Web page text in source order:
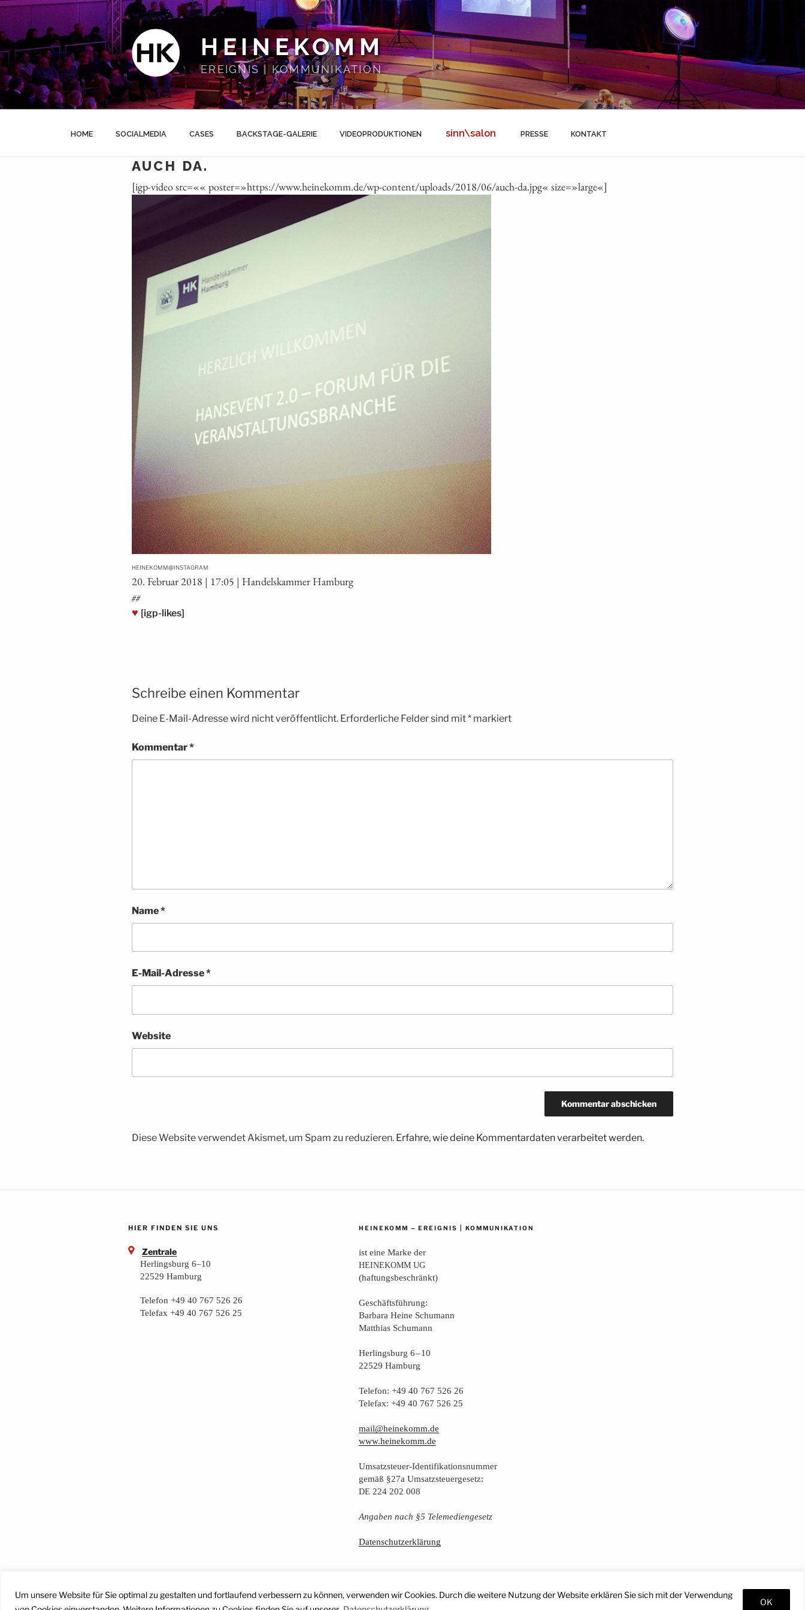
Um unsere Website für Sie optimal zu gestalten und fortlaufend verbessern zu können, verwenden wir Cookies. Durch die weitere Nutzung der Website erklären Sie sich mit der Verwendung
OK
Zum
springen
HEINEKOMM
EREIGNIS | KOMMUNIKATION
HOME SOCIALMEDIA CASES BACKSTAGE-GALERIE VIDEOPRODUKTIONEN sinn\salon PRESSE KONTAKT
AUCH DA.
[igp-video src=«« poster=»https://www.heinekomm.de/wp-content/uploads/2018/06/auch-da.jpg« size=»large«]
HEINEKOMM@INSTAGRAM
20. Febru­ar 2018 | 17:05 | Han­dels­kam­mer Hamburg
##
♥ [igp-likes]
Schreibe einen Kommentar
Deine E-Mail-Adresse wird nicht veröffentlicht. Erforderliche Felder sind mit* markiert
Kommentar*
Name*
E-Mail-Adresse*
Website
Diese Website verwendet Akismet, um Spam zu reduzieren. Erfahre, wie deine Kommentardaten verarbeitet werden.
HIER FINDEN SIE UNS
Zentrale
Herlingsburg 6–10
22529 Hamburg
Telefon +49 40 767 526 26
Telefax +49 40 767 526 25
HEINEKOMM – EREIGNIS KOMMUNIKATION
ist eine Mar­ke der
HEINEKOMM UG
(haf­tungs­be­schränkt)
Geschäfts­füh­rung:
Bar­ba­ra Hei­ne Schumann
Mat­thi­as Schumann
Her­lings­burg 6 – 10
22529 Hamburg
Tele­fon: +49 40 767 526 26
Tele­fax: +49 40 767 526 25
mail@heinekomm.de
www.heinekomm.de
Umsatz­steu­er-Iden­ti­fi­ka­ti­ons­num­mer
gemäß §27a Umsatzsteuergesetz:
DE 224 202 008
Anga­ben nach §5 Telemediengesetz
Daten­schutz­er­klä­rung
FacebookInstagramYouTubeMail